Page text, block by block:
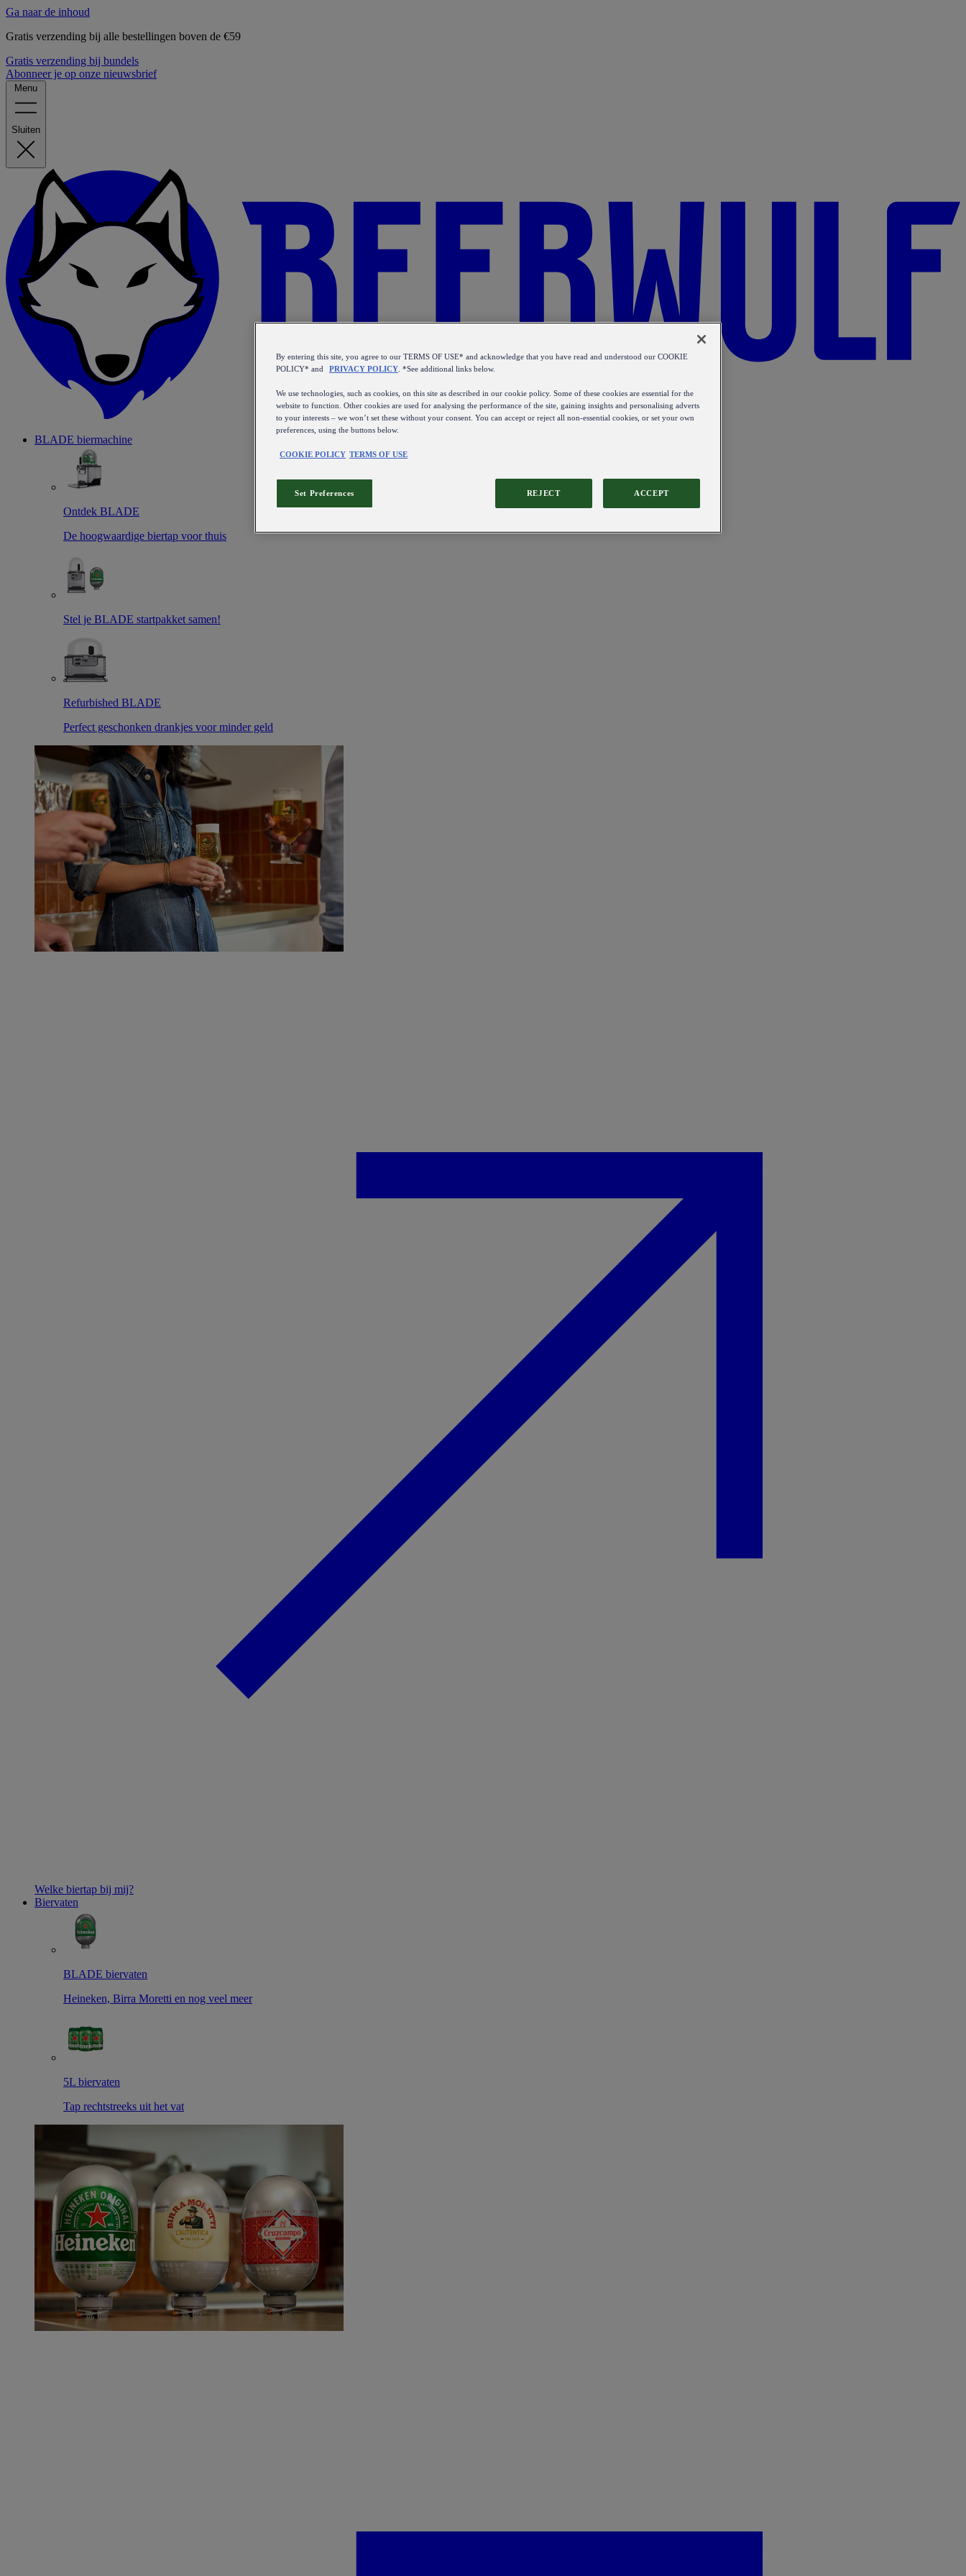
Ga naar de inhoud
Gratis verzending bij alle bestellingen boven de €59
Gratis verzending bij bundels
Abonneer je op onze nieuwsbrief
Menu
Sluiten
BLADE biermachine
Ontdek BLADE
De hoogwaardige biertap voor thuis
Stel je BLADE startpakket samen!
Refurbished BLADE
Perfect geschonken drankjes voor minder geld
Welke biertap bij mij?
Biervaten
BLADE biervaten
Heineken, Birra Moretti en nog veel meer
5L biervaten
Tap rechtstreeks uit het vat
By entering this site, you agree to our TERMS OF USE* and acknowledge that you have read and understood our COOKIE
POLICY* and
PRIVACY POLICY . *See additional links below.
We use technologies, such as cookies, on this site as described in our cookie policy. Some of these cookies are essential for the
website to function. Other cookies are used for analysing the performance of the site, gaining insights and personalising adverts
to your interests – we won’t set these without your consent. You can accept or reject all non-essential cookies, or set your own
preferences, using the buttons below.
COOKIE POLICY TERMS OF USE
REJECT ACCEPT
Set Preferences